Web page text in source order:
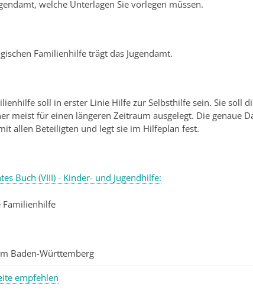
welche Unterlagen Sie vorlegen müssen.
Familienhilfe trägt das Jugendamt.
soll in erster Linie Hilfe zur Selbsthilfe sein. Sie soll
meist für einen längeren Zeitraum ausgelegt. Die genaue
allen Beteiligten und legt sie im Hilfeplan fest.
Buch (VIII) - Kinder- und Jugendhilfe:
Familienhilfe
Baden-Württemberg
empfehlen